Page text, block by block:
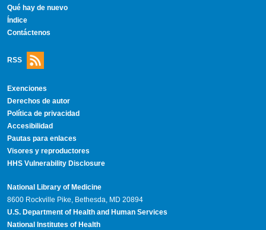
Qué hay de nuevo
Índice
Contáctenos
RSS
Exenciones
Derechos de autor
Política de privacidad
Accesibilidad
Pautas para enlaces
Visores y reproductores
HHS Vulnerability Disclosure
National Library of Medicine
8600 Rockville Pike, Bethesda, MD 20894
U.S. Department of Health and Human Services
National Institutes of Health